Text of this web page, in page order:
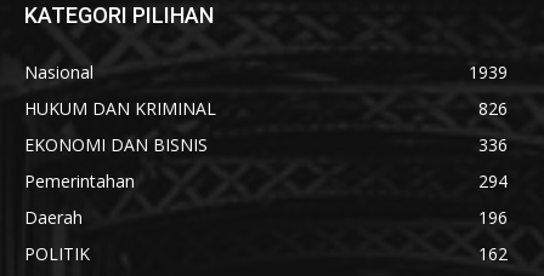
KATEGORI PILIHAN
Nasional
1939
HUKUM DAN KRIMINAL
826
EKONOMI DAN BISNIS
336
Pemerintahan
294
Daerah
196
POLITIK
162